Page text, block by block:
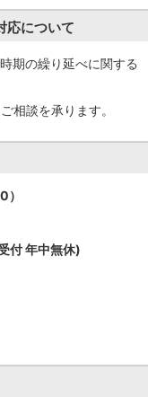
応について
期の繰り延べに関する
相談を承ります。
付 年中無休)